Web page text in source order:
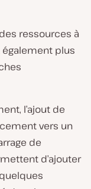
ressources à
plus
l’ajout de
vers un
de
d’ajouter